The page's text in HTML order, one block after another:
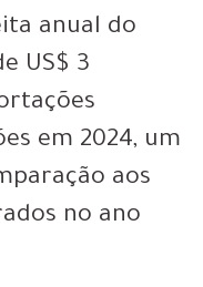
anual do
US$ 3
em 2024, um
aos
no ano